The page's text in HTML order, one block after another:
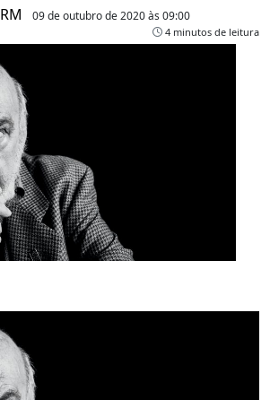
09 de outubro de 2020 às 09:00
4 minutos de leitura